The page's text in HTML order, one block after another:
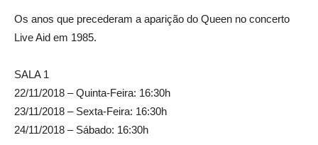
Os anos que precederam a aparição do Queen no concerto
Live Aid em 1985.
SALA 1
22/11/2018 – Quinta-Feira: 16:30h
23/11/2018 – Sexta-Feira: 16:30h
24/11/2018 – Sábado: 16:30h